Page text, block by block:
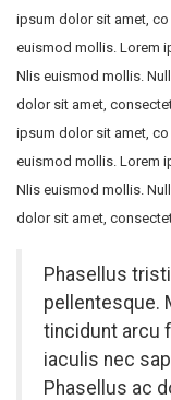
ipsum dolor sit amet,
euismod mollis. Lorem
Nlis euismod mollis.
dolor sit amet,
ipsum dolor sit amet,
euismod mollis. Lorem
Nlis euismod mollis.
dolor sit amet,
Phasellus
pellentesque.
tincidunt arcu
iaculis nec
Phasellus ac